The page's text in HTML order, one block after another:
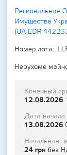
Региональное
Имущества
(UA-EDR
Номер лота
Нерухоме
Конечный
12.08.2026
Дата начала
13.08.2026
Начальная
24 грн без